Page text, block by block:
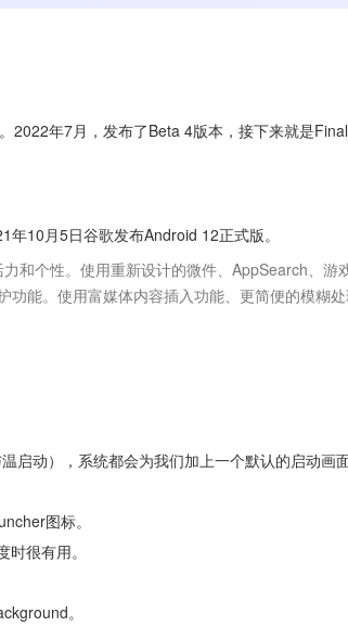
2022年7月，发布了Beta 4版本，接下来就是
10月5日谷歌发布Android 12正式版。
能。使用富媒体内容插入功能、更简便的模糊
动），系统都会为我们加上一个默认的启动画面
图标。
很有用。
。